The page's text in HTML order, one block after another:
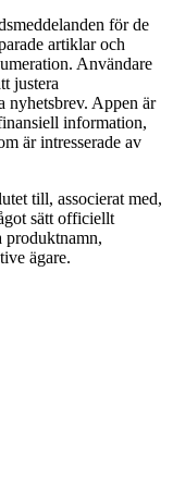
för de
artiklar och
Användare
justera
nyhetsbrev. Appen är
information,
är intresserade av
till, associerat med,
sätt officiellt
ägare.